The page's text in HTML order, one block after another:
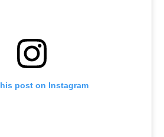
post on Instagram